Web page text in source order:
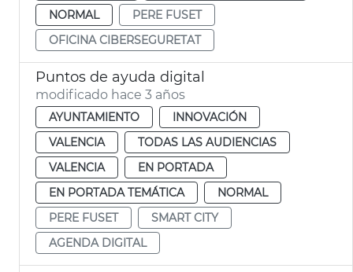
NORMAL
PERE FUSET
OFICINA CIBERSEGURETAT
Puntos de ayuda digital
modificado hace 3 años
AYUNTAMIENTO
INNOVACIÓN
VALENCIA
TODAS LAS AUDIENCIAS
VALENCIA
EN PORTADA
EN PORTADA TEMÁTICA
NORMAL
PERE FUSET
SMART CITY
AGENDA DIGITAL